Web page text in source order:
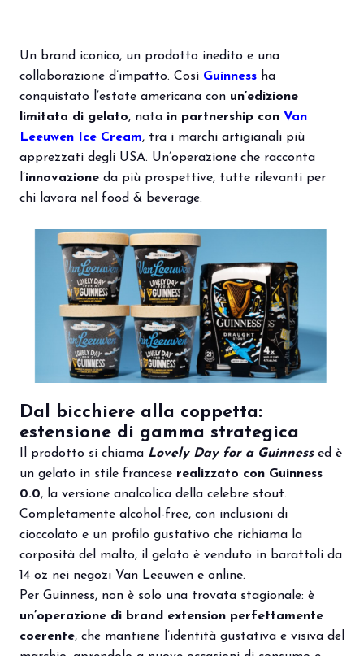
AREA RISERVATA VISITATORI
person
A cura di:
Un brand iconico, un prodotto inedito e una
collaborazione d’impatto. Così Guinness ha
conquistato l’estate americana con un’edizione
limitata di gelato, nata in partnership con Van
Leeuwen Ice Cream, tra i marchi artigianali più
apprezzati degli USA. Un’operazione che racconta
l’innovazione da più prospettive, tutte rilevanti per
chi lavora nel food & beverage.
Dal bicchiere alla coppetta:
estensione di gamma strategica
Il prodotto si chiama Lovely Day for a Guinnessed è
un gelato in stile francese realizzato con Guinness
0.0, la versione analcolica della celebre stout.
Completamente alcohol-free, con inclusioni di
cioccolato e un profilo gustativo che richiama la
corposità del malto, il gelato è venduto in barattoli da
14 oz nei negozi Van Leeuwen e online.
Per Guinness, non è solo una trovata stagionale: è
un’operazione di brand extension perfettamente
coerente, che mantiene l’identità gustativa e visiva del